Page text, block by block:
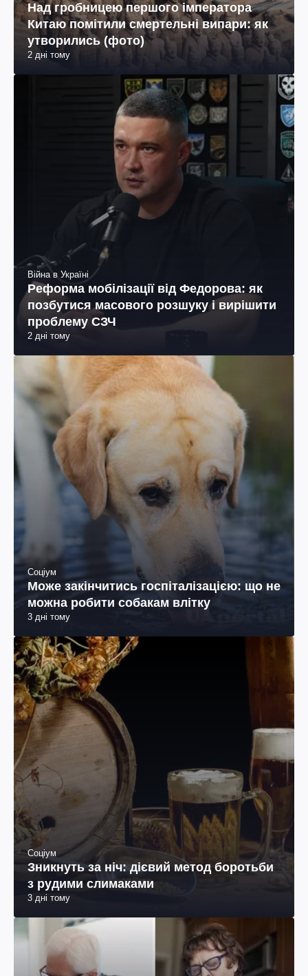
Над гробницею першого імператора
Китаю помітили смертельні випари: як
утворились (фото)
2 дні тому
Війна в Україні
Реформа мобілізації від Федорова: як
позбутися масового розшуку і вирішити
проблему СЗЧ
2 дні тому
Соціум
Може закінчитись госпіталізацією: що не
можна робити собакам влітку
3 дні тому
Соціум
Зникнуть за ніч: дієвий метод боротьби
з рудими слимаками
3 дні тому